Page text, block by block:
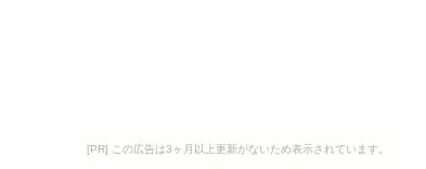
[PR] この広告は3ヶ月以上更新がないため表示されています。